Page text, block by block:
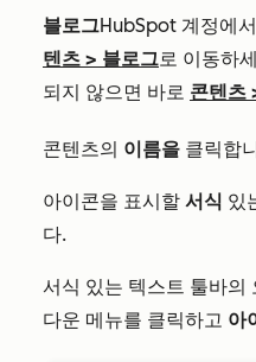
블로그HubSpot 계정에서
텐츠 > 블로그로 이동하
되지 않으면 바로 콘텐츠
콘텐츠의 이름을 클릭합
아이콘을 표시할 서식 있
다.
서식 있는 텍스트 툴바의
다운 메뉴를 클릭하고 아